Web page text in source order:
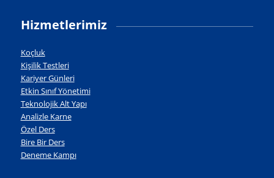
Hizmetlerimiz
Koçluk
Kişilik Testleri
Kariyer Günleri
Etkin Sınıf Yönetimi
Teknolojik Alt Yapı
Analizle Karne
Özel Ders
Bire Bir Ders
Deneme Kampı